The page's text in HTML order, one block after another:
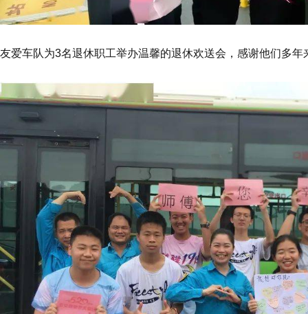
友爱车队为3名退休职工举办温馨的退休欢送会，感谢他们多